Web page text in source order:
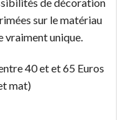
sur le matériau
vraiment unique.
40 et et 65 Euros
mat)